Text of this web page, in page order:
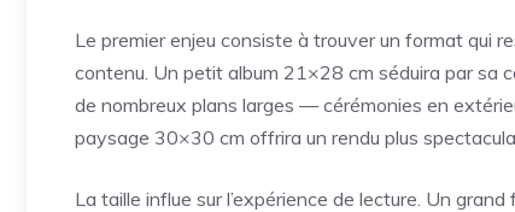
Le premier enjeu consiste à trouver un format qui
contenu. Un petit album 21×28 cm séduira par sa
de nombreux plans larges — cérémonies en
paysage 30×30 cm offrira un rendu plus
La taille influe sur l’expérience de lecture. Un